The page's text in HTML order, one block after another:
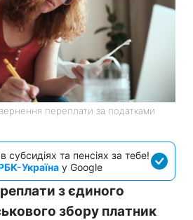
переплати за податками
субсидіях та пенсіях за тебе!
Україна у Google
з єдиного
збору платник